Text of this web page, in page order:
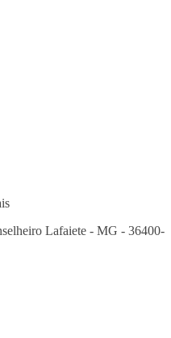
Lafaiete - MG - 36400-